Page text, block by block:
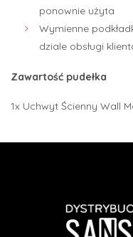
ponownie użyta
Wymienne
dziale obsługi
Zawartość pudełka
1x Uchwyt Ścienny Wall